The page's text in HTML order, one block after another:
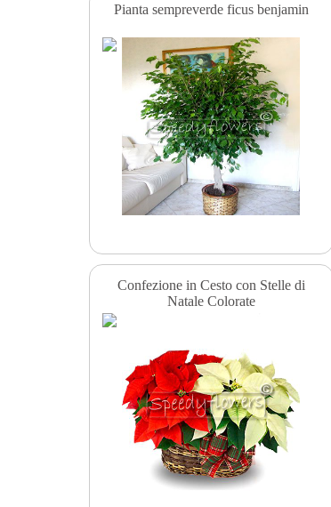
Pianta sempreverde ficus benjamin
Confezione in Cesto con Stelle di
Natale Colorate